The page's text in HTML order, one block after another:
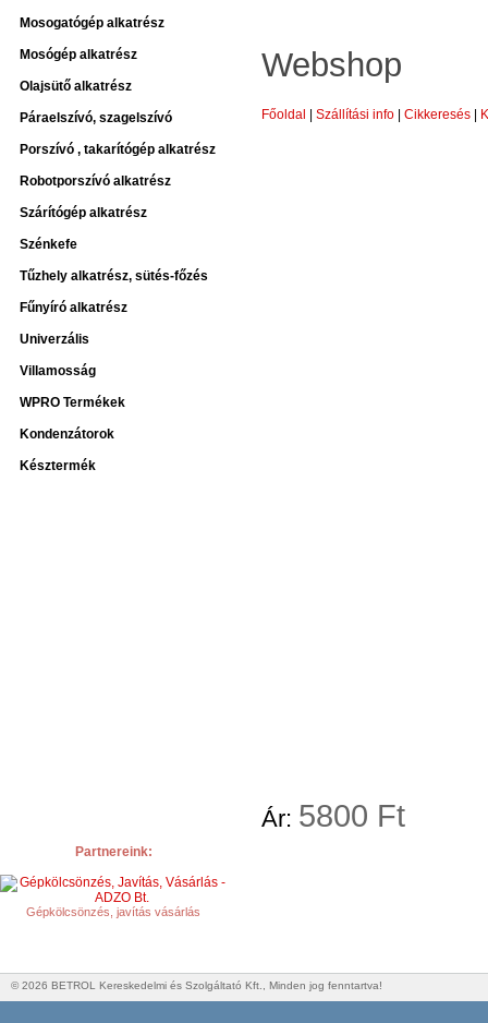
Mosogatógép alkatrész
Mosógép alkatrész
Olajsütő alkatrész
Páraelszívó, szagelszívó
Porszívó , takarítógép alkatrész
Robotporszívó alkatrész
Szárítógép alkatrész
Szénkefe
Tűzhely alkatrész, sütés-főzés
Fűnyíró alkatrész
Univerzális
Villamosság
WPRO Termékek
Kondenzátorok
Késztermék
Partnereink:
Gépkölcsönzés, javítás vásárlás
Webshop
Főoldal Szállítási info Cikkeresés
Ár: 5800 Ft
© 2026 BETROL Kereskedelmi és Szolgáltató Kft., Minden jog fenntartva!